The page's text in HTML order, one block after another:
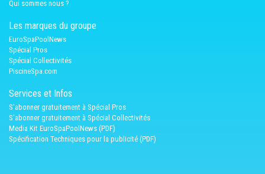
Qui sommes nous ?
Les marques du groupe
EuroSpaPoolNews
Spécial Pros
Spécial Collectivités
PiscineSpa.com
Services et Infos
S'abonner gratuitement à Spécial Pros
S'abonner gratuitement à Spécial Collectivités
Media Kit EuroSpaPoolNews (PDF)
Spécification Techniques pour la publicité (PDF)